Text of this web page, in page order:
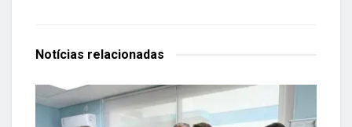
Notícias relacionadas